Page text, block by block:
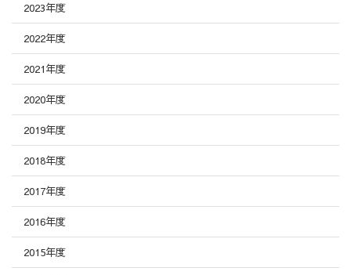
2023年度
2022年度
2021年度
2020年度
2019年度
2018年度
2017年度
2016年度
2015年度